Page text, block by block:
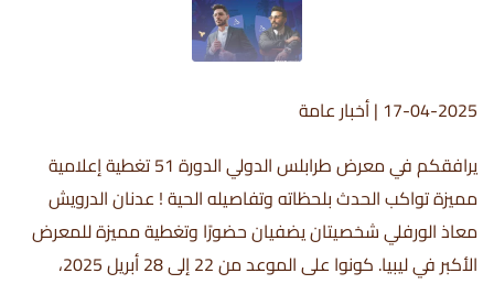
17-04-2025
|أخبار عامة
يرافقكم في معرض طرابلس الدولي الدورة 51 تغطية إعلامية
مميزة تواكب الحدث بلحظاته وتفاصيله الحية ! عدنان الدرويش
معاذ الورفلي شخصيتان يضفيان حضورًا وتغطية مميزة للمعرض
الأكبر في ليبيا. كونوا على الموعد من 22 إلى 28 أبريل 2025،